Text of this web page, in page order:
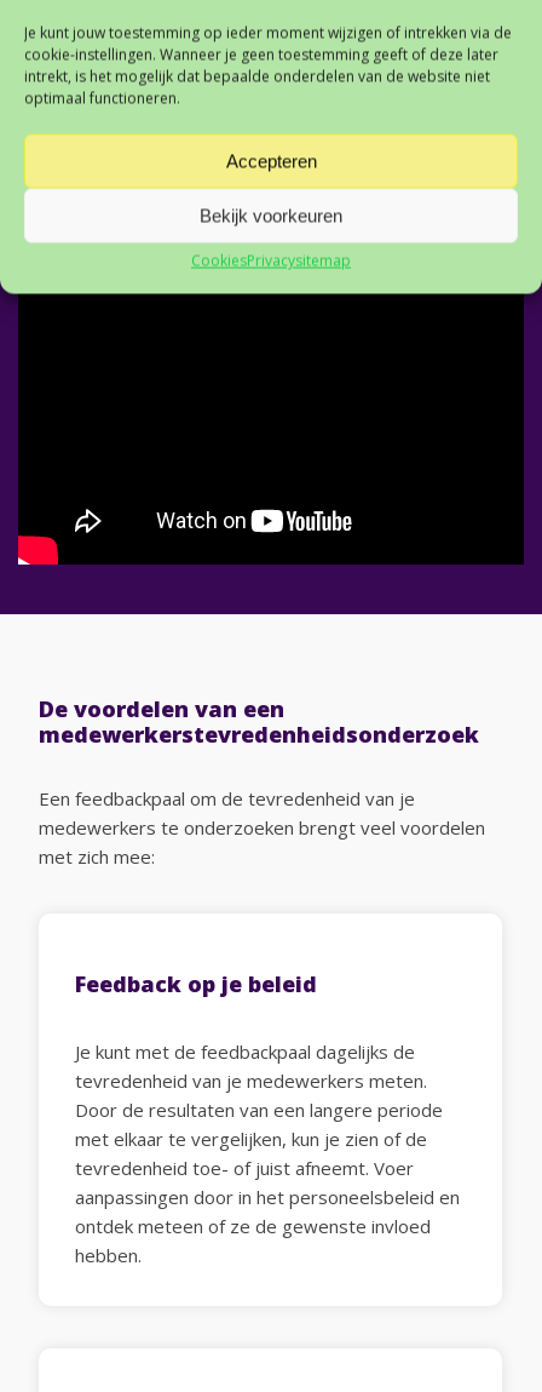
Je kunt jouw toestemming op ieder moment wijzigen of intrekken via de
cookie-instellingen. Wanneer je geen toestemming geeft of deze later
intrekt, is het mogelijk dat bepaalde onderdelen van de website niet
optimaal functioneren.
Accepteren
Bekijk voorkeuren
CookiesPrivacysitemap
kun je uiterst eenvoudig eigen rapportages samenstellen en
is het exporteren van de data een fluitje van een cent!
De voordelen van een
medewerkerstevredenheidsonderzoek
Een feedbackpaal om de tevredenheid van je
medewerkers te onderzoeken brengt veel voordelen
met zich mee:
Feedback op je beleid
Je kunt met de feedbackpaal dagelijks de
tevredenheid van je medewerkers meten.
Door de resultaten van een langere periode
met elkaar te vergelijken, kun je zien of de
tevredenheid toe- of juist afneemt. Voer
aanpassingen door in het personeelsbeleid en
ontdek meteen of ze de gewenste invloed
hebben.